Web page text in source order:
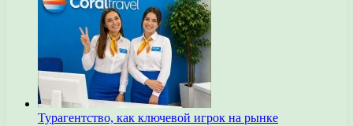
Турагентство, как ключевой игрок на рынке